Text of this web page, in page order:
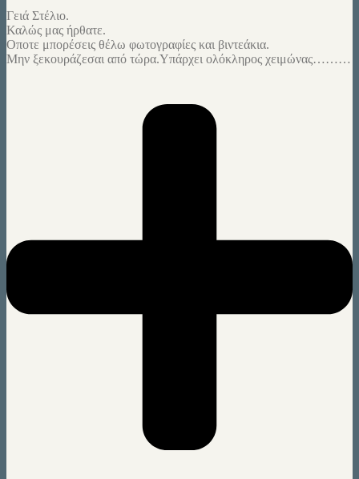
Γειά Στέλιο.
Καλώς μας ήρθατε.
Οποτε μπορέσεις θέλω φωτογραφίες και βιντεάκια.
Μην ξεκουράζεσαι από τώρα.Υπάρχει ολόκληρος χειμώνας………